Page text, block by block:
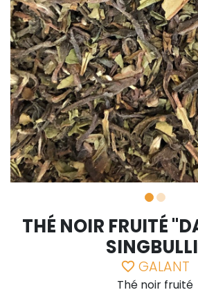
THÉ NOIR FRUITÉ
favorite_border GALANT
Thé noir fruité